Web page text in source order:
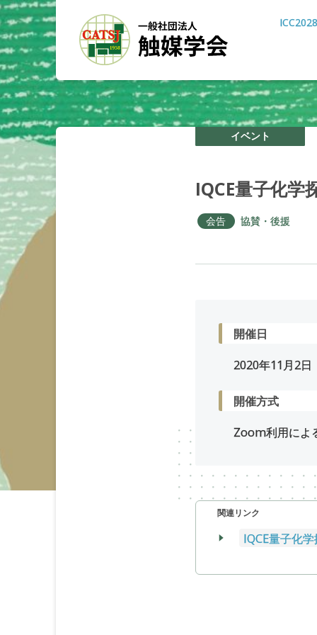
イベント
IQCE量子化学
会告 協賛・後援
開催日
2020年11月2日
開催方式
Zoom利用によ
関連リンク
IQCE量子化